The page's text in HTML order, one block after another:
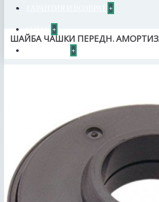
+
+
+
ШАЙБА ЧАШКИ ПЕРЕДН.